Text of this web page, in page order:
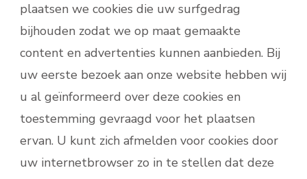
plaatsen we cookies die uw surfgedrag
bijhouden zodat we op maat gemaakte
content en advertenties kunnen aanbieden. Bij
uw eerste bezoek aan onze website hebben wij
u al geïnformeerd over deze cookies en
toestemming gevraagd voor het plaatsen
ervan. U kunt zich afmelden voor cookies door
uw internetbrowser zo in te stellen dat deze